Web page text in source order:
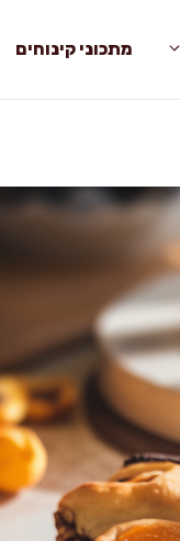
מתכוני קינוחים